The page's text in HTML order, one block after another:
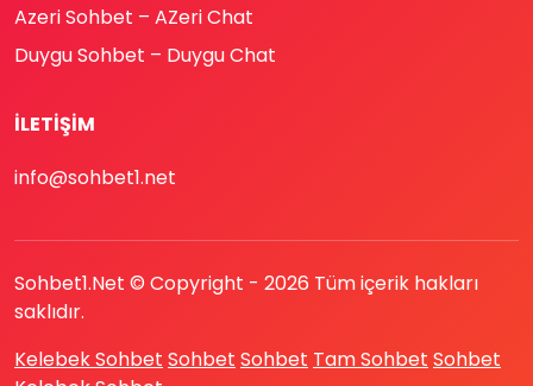
Azeri Sohbet – AZeri Chat
Duygu Sohbet – Duygu Chat
İLETIŞIM
info@sohbet1.net
Sohbet1.Net © Copyright - 2026 Tüm içerik hakları
saklıdır.
Kelebek Sohbet Sohbet Sohbet Tam Sohbet Sohbet